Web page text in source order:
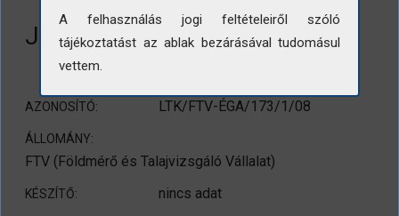
Játszótér felülnézetből
AZONOSÍTÓ: LTK/FTV-ÉGA/173/1/08
ÁLLOMÁNY:
FTV (Földmérő és Talajvizsgáló Vállalat)
KÉSZÍTŐ: nincs adat
A felhasználás jogi feltételeiről szóló
tájékoztatást az ablak bezárásával tudomásul
vettem.